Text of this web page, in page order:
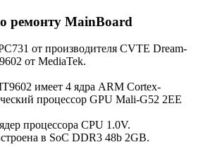
ремонту MainBoard
от производителя CVTE Dream-
от MediaTek.
имеет 4 ядра ARM Cortex-
процессор GPU Mali-G52 2EE
процессора CPU 1.0V.
в SoC DDR3 48b 2GB.